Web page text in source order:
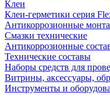
Клеи
Клеи-герметики серия
Антикоррозионные
Смазки технические
Антикоррозионные
Технические составы
Наборы средств для
Витрины, аксессуары,
Инструменты и